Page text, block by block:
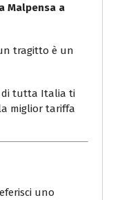
Malpensa a
tragitto è un
di tutta Italia ti
miglior tariffa
uno